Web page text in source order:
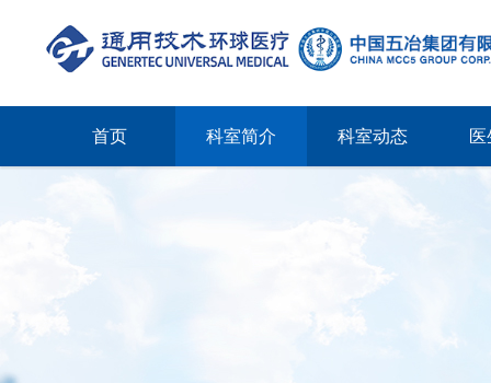
首页 科室简介 科室动态